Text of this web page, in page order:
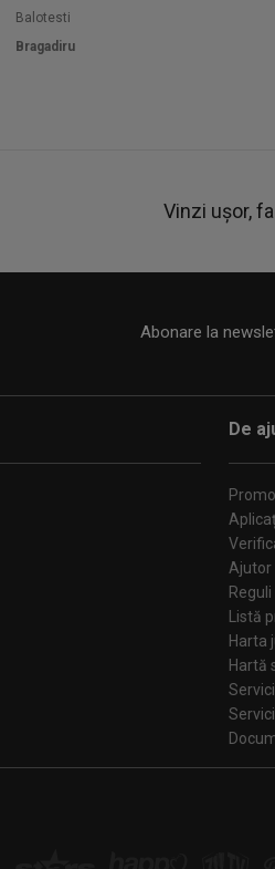
Balotesti
Bragadiru
Vinzi ușor,
Abonare la
De
Ajutor
Listă
Harta
Hartă